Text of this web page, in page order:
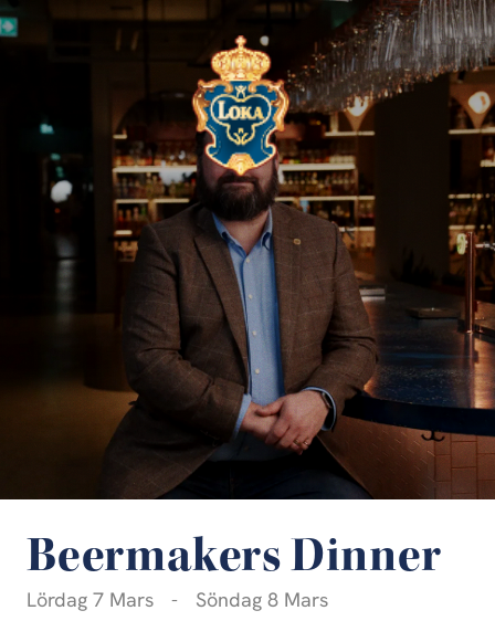
Beermakers Dinner
Lördag 7 Mars - Söndag 8 Mars